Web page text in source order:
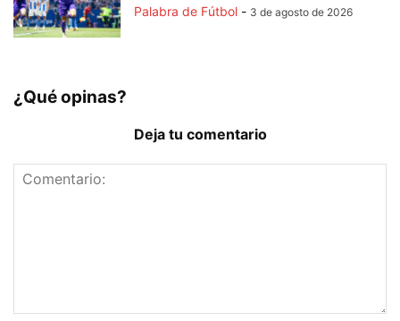
Palabra de Fútbol - 3 de agosto de 2026
¿Qué opinas?
Deja tu comentario